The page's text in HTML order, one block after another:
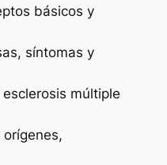
básicos y
síntomas y
múltiple